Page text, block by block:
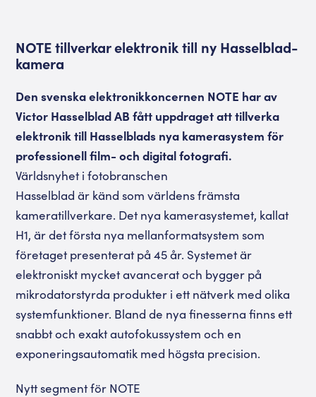
NOTE tillverkar elektronik till ny Hasselblad-
kamera
Den svenska elektronikkoncernen NOTE har av
Victor Hasselblad AB fått uppdraget att tillverka
elektronik till Hasselblads nya kamerasystem för
professionell film- och digital fotografi.
Världsnyhet i fotobranschen
Hasselblad är känd som världens främsta
kameratillverkare. Det nya kamerasystemet, kallat
H1, är det första nya mellanformatsystem som
företaget presenterat på 45 år. Systemet är
elektroniskt mycket avancerat och bygger på
mikrodatorstyrda produkter i ett nätverk med olika
systemfunktioner. Bland de nya finesserna finns ett
snabbt och exakt autofokussystem och en
exponeringsautomatik med högsta precision.
Nytt segment för NOTE